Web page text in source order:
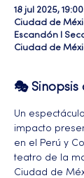
18 jul 2025,
Ciudad de
Escandón I
Ciudad de
🎭 Sinopsis
Un
impacto
en el Perú y
teatro de la
Ciudad de